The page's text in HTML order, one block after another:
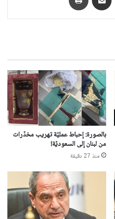
بالصورة: إحباط عمليّة تهريب مخدّرات
من لبنان إلى السعوديّة!
منذ 27 دقيقة